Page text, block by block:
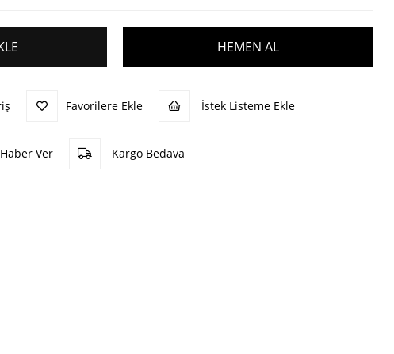
Favorilere Ekle İstek Listeme Ekle
Ver Kargo Bedava